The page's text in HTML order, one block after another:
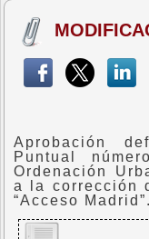
Aprobación
Puntual
Ordenación
a la corrección
“Acceso Madrid”.